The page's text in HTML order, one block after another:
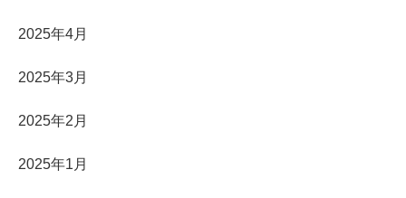
2025年4月
2025年3月
2025年2月
2025年1月